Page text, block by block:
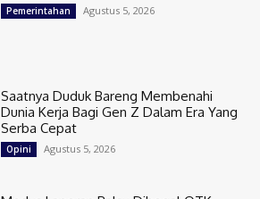
Pemerintahan Agustus 5, 2026
Saatnya Duduk Bareng Membenahi
Dunia Kerja Bagi Gen Z Dalam Era Yang
Serba Cepat
Opini Agustus 5, 2026